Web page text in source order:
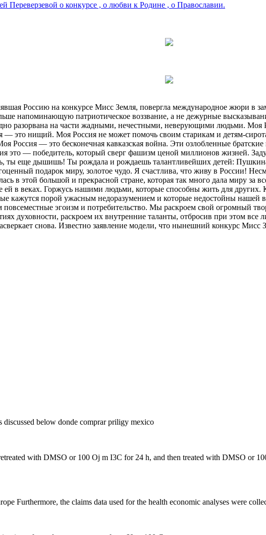
Переверзевой о конкурсе , о любви к Родине , о Православии.
Россию на конкурсе Мисс Земля, повергла международное жюри в
напоминающую патриотическое воззвание, а не дежурные
разорвана на части жадными, нечестными, неверующими людьми. Моя
— это нищий. Моя Россия не может помочь своим старикам и детям-
Россия — это бесконечная кавказская война. Эти озлобленные
это — победитель, который сверг фашизм ценой миллионов жизней.
ты еще дышишь! Ты рождала и рождаешь талантливейших детей:
подарок миру, золотое чудо. Я счастлива, что живу в России!
в этой большой и прекрасной стране, которая так много дала миру
ей в веках. Горжусь нашими людьми, которые способны жить для
кажутся порой ужасным недоразумением и которые недостойны
эгоизм и потребительство. Мы раскроем свой огромный
духовности, раскроем их внутренние таланты, отбросив при этом
снова. Известно заявление модели, что нынешний конкурс
discussed below donde comprar priligy mexico
with DMSO or 100 Ој m I3C for 24 h, and then treated with DMSO or
Furthermore, the claims data used for the health economic analyses were